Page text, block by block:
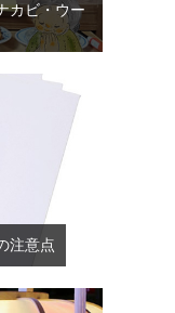
カビ・ウー
注意点